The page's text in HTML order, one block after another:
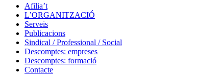
Afilia’t
L’ORGANITZACIÓ
Serveis
Publicacions
Sindical / Professional / Social
Descomptes: empreses
Descomptes: formació
Contacte